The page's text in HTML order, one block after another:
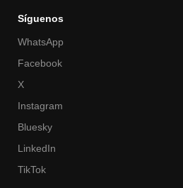
Síguenos
WhatsApp
Facebook
X
Instagram
Bluesky
LinkedIn
TikTok